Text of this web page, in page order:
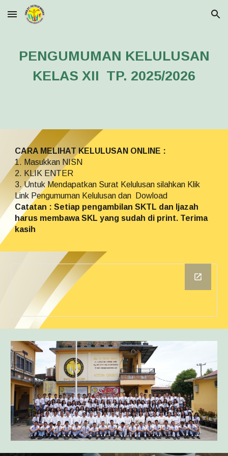
Skip to main content Skip to navigation
PENGUMUMAN KELULUSAN
KELAS XII TP. 2025/2026
CARA MELIHAT KELULUSAN ONLINE :
1. Masukkan NISN
2. KLIK ENTER
3. Untuk Mendapatkan Surat Kelulusan silahkan Klik
Link Pengumuman Kelulusan dan Dowload
Catatan : Setiap pengambilan SKTL dan Ijazah
harus membawa SKL yang sudah di print. Terima
kasih